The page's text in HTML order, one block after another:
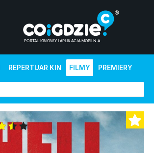
REPERTUAR KIN FILMY PREMIERY